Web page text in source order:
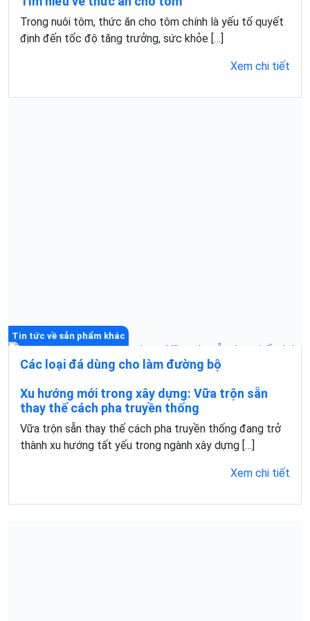
Trong nuôi tôm, thức ăn cho tôm chính là yếu tố quyết
định đến tốc độ tăng trưởng, sức khỏe […]
Xem chi tiết
Tin tức về sản phẩm khác
Các loại đá dùng cho làm đường bộ
Trong các công trình giao thông, vật liệu làm đường
chính là yếu tố quyết định độ bền và khả […]
Xem chi tiết
Tin tức về sản phẩm khác
Xu hướng mới trong xây dựng: Vữa trộn sẵn
thay thế cách pha truyền thống
Vữa trộn sẵn thay thế cách pha truyền thống đang trở
thành xu hướng tất yếu trong ngành xây dựng […]
Xem chi tiết